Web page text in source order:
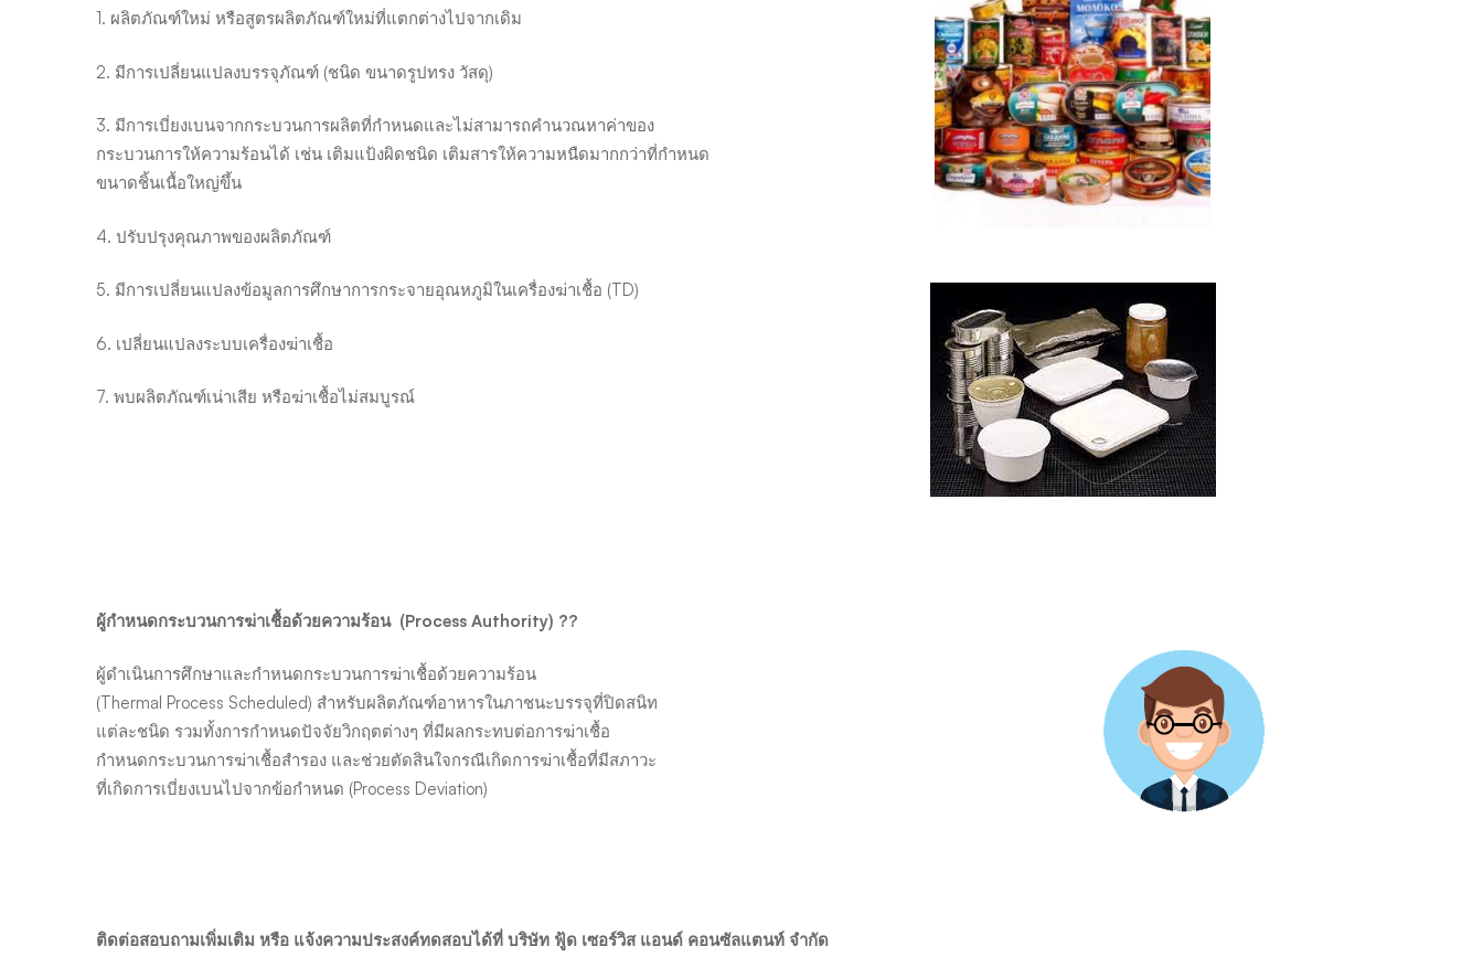
1. ผลิตภัณฑ์ใหม่ หรือสูตรผลิตภัณฑ์ใหม่ที่แตกต่างไปจากเดิม
2. มีการเปลี่ยนแปลงบรรจุภัณฑ์ (ชนิด ขนาดรูปทรง วัสดุ)
3. มีการเบี่ยงเบนจากกระบวนการผลิตที่กำหนดและไม่สามารถคำนวณหาค่าของ
กระบวนการให้ความร้อนได้ เช่น เติมแป้งผิดชนิด เติมสารให้ความหนืดมากกว่าที่กำหนด
ขนาดชิ้นเนื้อใหญ่ขึ้น
4. ปรับปรุงคุณภาพของผลิตภัณฑ์
5. มีการเปลี่ยนแปลงข้อมูลการศึกษาการกระจายอุณหภูมิในเครื่องฆ่าเชื้อ (TD)
6. เปลี่ยนแปลงระบบเครื่องฆ่าเชื้อ
7. พบผลิตภัณฑ์เน่าเสีย หรือฆ่าเชื้อไม่สมบูรณ์
ผู้กำหนดกระบวนการฆ่าเชื้อด้วยความร้อน (Process Authority) ??
ผู้ดำเนินการศึกษาและกำหนดกระบวนการฆ่าเชื้อด้วยความร้อน
(Thermal Process Scheduled) สำหรับผลิตภัณฑ์อาหารในภาชนะบรรจุที่ปิดสนิท
แต่ละชนิด รวมทั้งการกำหนดปัจจัยวิกฤตต่างๆ ที่มีผลกระทบต่อการฆ่าเชื้อ
กำหนดกระบวนการฆ่าเชื้อสำรอง และช่วยตัดสินใจกรณีเกิดการฆ่าเชื้อที่มีสภาวะ
ที่เกิดการเบี่ยงเบนไปจากข้อกำหนด (Process Deviation)
ติดต่อสอบถามเพิ่มเติม หรือ แจ้งความประสงค์ทดสอบได้ที่ บริษัท ฟู้ด เซอร์วิส แอนด์ คอนซัลแตนท์ จำกัด